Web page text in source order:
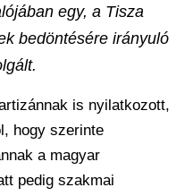
egy, a Tisza
bedöntésére irányuló
is nyilatkozott,
hogy szerinte
a magyar
pedig szakmai